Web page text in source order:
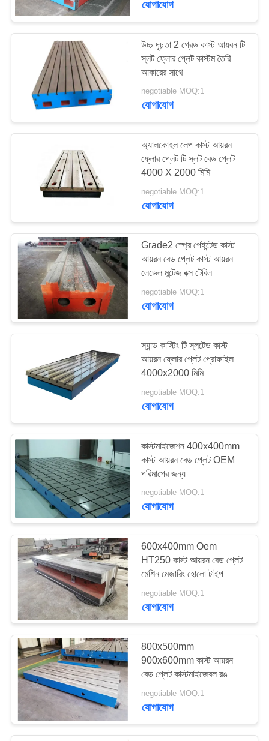
সিএনসি মেশিন সরঞ্জাম
সরঞ্জাম
18
ধাতু পরিমাপ সরঞ্জাম
কেবল ড্র্যাগ চেইন
অ্যাকর্ডিয়ান বেলো কভার
ধাতু চিপ পরিবাহক
26
যোগাযোগ
উচ্চ দৃঢ়তা 2 গ্রেড কাস্ট আয়রন টি
স্লট ফ্লোর প্লেট কাস্টম তৈরি
আকারের সাথে
negotiable MOQ:1
যোগাযোগ
অ্যালকোহল লেপ কাস্ট আয়রন
ফ্লোর প্লেট টি স্লট বেড প্লেট
4000 X 2000 মিমি
negotiable MOQ:1
যোগাযোগ
Grade2 স্প্রে পেইন্টেড কাস্ট
আয়রন বেড প্লেট কাস্ট আয়রন
লেভেল মন্টেজ বক্স টেবিল
negotiable MOQ:1
যোগাযোগ
স্যান্ড কাস্টিং টি স্লটেড কাস্ট
আয়রন ফ্লোর প্লেট প্রোফাইল
4000x2000 মিমি
negotiable MOQ:1
যোগাযোগ
কাস্টমাইজেশন 400x400mm
কাস্ট আয়রন বেড প্লেট OEM
পরিমাপের জন্য
negotiable MOQ:1
যোগাযোগ
600x400mm Oem
HT250 কাস্ট আয়রন বেড প্লেট
মেশিন মেজারিং হোলো টাইপ
negotiable MOQ:1
যোগাযোগ
800x500mm
900x600mm কাস্ট আয়রন
বেড প্লেট কাস্টমাইজেবল রঙ
negotiable MOQ:1
যোগাযোগ